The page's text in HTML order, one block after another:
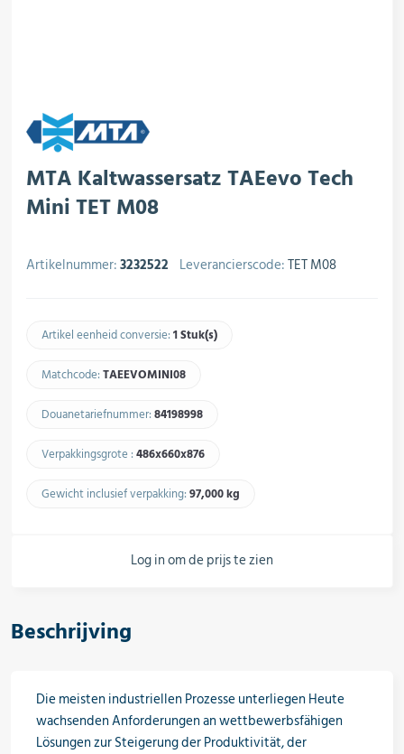
Airconditioning
Appendages
Regelapparatuur & schakelkasten
Leidingcomponenten
MTA Kaltwassersatz TAEevo Tech
Mini TET M08
Artikelnummer:3232522 Leverancierscode:TET M08
Artikel eenheid conversie:1 Stuk(s)
Matchcode:TAEEVOMINI08​
Douanetariefnummer:84198998​
Verpakkingsgrote :486x660x876​
Gewicht inclusief verpakking:97,000 kg​
Log in om de prijs te zien
Beschrijving
Die meisten industriellen Prozesse unterliegen Heute
wachsenden Anforderungen an wettbewerbsfähigen
Lösungen zur Steigerung der Produktivität, der